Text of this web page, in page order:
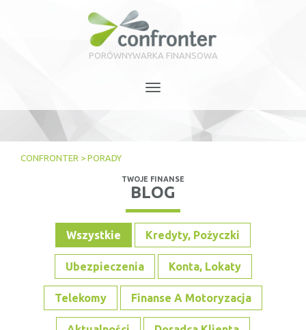
PORÓWNYWARKA FINANSOWA
navigation
CONFRONTER > PORADY
TWOJE FINANSE
BLOG
Wszystkie Kredyty, Pożyczki
Ubezpieczenia Konta, Lokaty
Telekomy Finanse A Motoryzacja